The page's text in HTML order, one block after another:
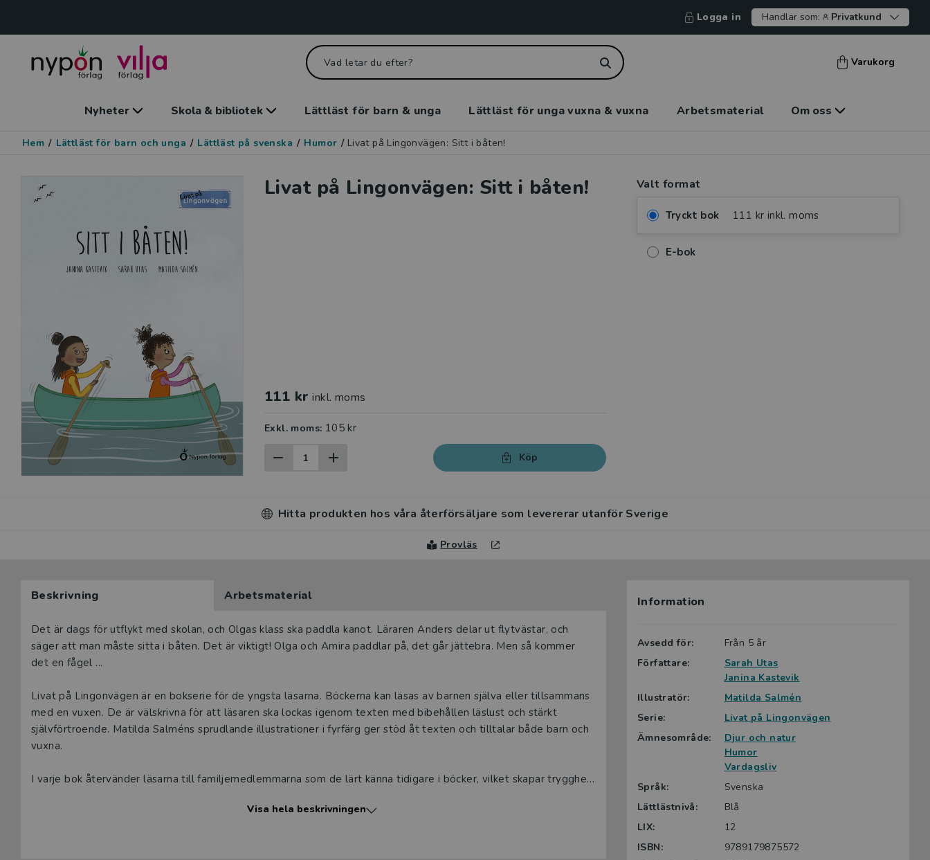
Logga in Handlar som: Privatkund
Varukorg
Nyheter Skola & bibliotek Lättläst för barn & unga Lättläst för unga vuxna & vuxna Arbetsmaterial Om oss
Hem / Lättläst för barn och unga / Lättläst på svenska / Humor / Livat på Lingonvägen: Sitt i båten!
Livat på Lingonvägen: Sitt i båten!
111 kr inkl. moms
Exkl. moms: 105 kr
Köp
Valt format
Tryckt bok 111 kr inkl. moms
E-bok
Hitta produkten hos våra återförsäljare som levererar utanför Sverige
Provläs
Beskrivning Arbetsmaterial
Beskrivning
Det är dags för utflykt med skolan, och Olgas klass ska paddla kanot. Läraren Anders delar ut flytvästar, och
säger att man måste sitta i båten. Det är viktigt! Olga och Amira paddlar på, det går jättebra. Men så kommer
det en fågel ...
Livat på Lingonvägen är en bokserie för de yngsta läsarna. Böckerna kan läsas av barnen själva eller tillsammans
med en vuxen. De är välskrivna för att läsaren ska lockas igenom texten med bibehållen läslust och stärkt
självförtroende. Matilda Salméns sprudlande illustrationer i fyrfärg ger stöd åt texten och tilltalar både barn och
vuxna.
I varje bok återvänder läsarna till familjemedlemmarna som de lärt känna tidigare i böcker, vilket skapar trygghet
ger läsaren möjlighet att lyckas. Sitt i båten! är på nivå blå.
Visa hela beskrivningen
Information
Avsedd för:
Från 5 år
Författare:
Sarah Utas
Janina Kastevik
Illustratör:
Matilda Salmén
Serie:
Livat på Lingonvägen
Ämnesområde:
Djur och natur
Humor
Vardagsliv
Språk:
Svenska
Lättlästnivå:
Blå
LIX:
12
ISBN:
9789179875572